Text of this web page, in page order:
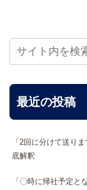
最近の投稿
「2回に分けて送り
底解釈
「〇時に帰社予定と